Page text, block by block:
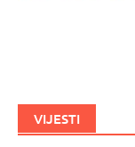
VIJESTI